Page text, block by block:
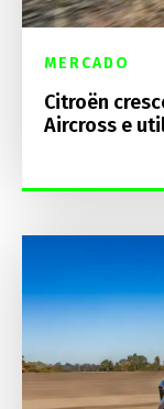
MERCADO
Citroën
Aircross e